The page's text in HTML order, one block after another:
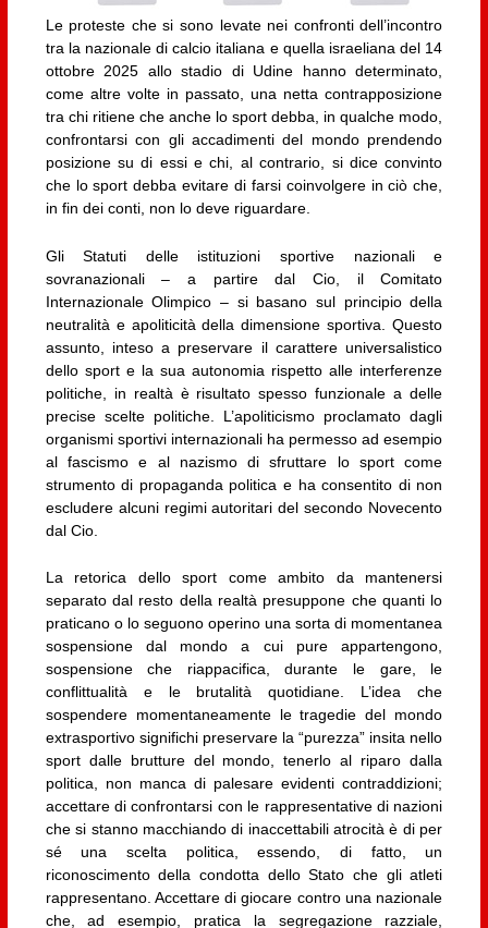
Le proteste che si sono levate nei confronti dell’incontro
tra la nazionale di calcio italiana e quella israeliana del 14
ottobre 2025 allo stadio di Udine hanno determinato,
come altre volte in passato, una netta contrapposizione
tra chi ritiene che anche lo sport debba, in qualche modo,
confrontarsi con gli accadimenti del mondo prendendo
posizione su di essi e chi, al contrario, si dice convinto
che lo sport debba evitare di farsi coinvolgere in ciò che,
in fin dei conti, non lo deve riguardare.
Gli Statuti delle istituzioni sportive nazionali e
sovranazionali – a partire dal Cio, il Comitato
Internazionale Olimpico – si basano sul principio della
neutralità e apoliticità della dimensione sportiva. Questo
assunto, inteso a preservare il carattere universalistico
dello sport e la sua autonomia rispetto alle interferenze
politiche, in realtà è risultato spesso funzionale a delle
precise scelte politiche. L’apoliticismo proclamato dagli
organismi sportivi internazionali ha permesso ad esempio
al fascismo e al nazismo di sfruttare lo sport come
strumento di propaganda politica e ha consentito di non
escludere alcuni regimi autoritari del secondo Novecento
dal Cio.
La retorica dello sport come ambito da mantenersi
separato dal resto della realtà presuppone che quanti lo
praticano o lo seguono operino una sorta di momentanea
sospensione dal mondo a cui pure appartengono,
sospensione che riappacifica, durante le gare, le
conflittualità e le brutalità quotidiane. L’idea che
sospendere momentaneamente le tragedie del mondo
extrasportivo significhi preservare la “purezza” insita nello
sport dalle brutture del mondo, tenerlo al riparo dalla
politica, non manca di palesare evidenti contraddizioni;
accettare di confrontarsi con le rappresentative di nazioni
che si stanno macchiando di inaccettabili atrocità è di per
sé una scelta politica, essendo, di fatto, un
riconoscimento della condotta dello Stato che gli atleti
rappresentano. Accettare di giocare contro una nazionale
che, ad esempio, pratica la segregazione razziale,